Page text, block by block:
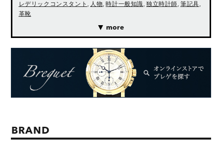
レデリックコンスタント , 人物,時計一般知識, 独立時計師, 筆記具,
革靴
more
BRAND